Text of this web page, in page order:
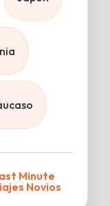
Minute
Novios